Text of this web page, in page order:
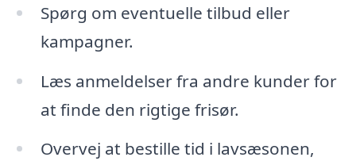
Spørg om eventuelle tilbud eller
kampagner.
Læs anmeldelser fra andre kunder for
at finde den rigtige frisør.
Overvej at bestille tid i lavsæsonen,